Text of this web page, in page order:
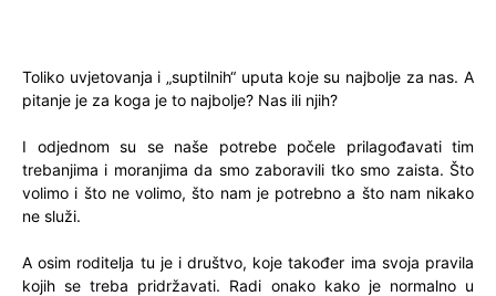
Toliko uvjetovanja i „suptilnih“ uputa koje su najbolje za nas. A
pitanje je za koga je to najbolje? Nas ili njih?
I odjednom su se naše potrebe počele prilagođavati tim
trebanjima i moranjima da smo zaboravili tko smo zaista. Što
volimo i što ne volimo, što nam je potrebno a što nam nikako
ne služi.
A osim roditelja tu je i društvo, koje također ima svoja pravila
kojih se treba pridržavati. Radi onako kako je normalno u